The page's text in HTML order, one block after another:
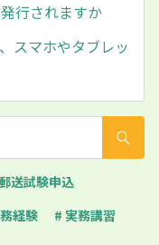
行されますか
スマホやタブレッ
送試験申込
経験
# 実務講習